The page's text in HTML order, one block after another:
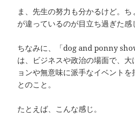
ま、先生の努力も分かるけど。
が違っているのが目立ち過ぎた感
ちなみに、「dog and ponny
は、ビジネスや政治の場面で、
ョンや無意味に派手なイベント
とのこと。
たとえば、こんな感じ。